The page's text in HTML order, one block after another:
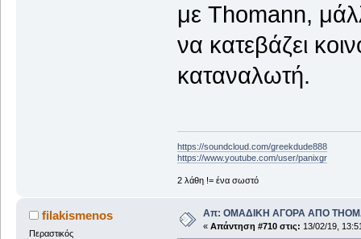
με Thomann,
να κατεβάζει
καταναλωτή.
https://soundcloud.com/greekdude888
https://www.youtube.com/user/panixgr
2 λάθη != ένα σωστό
filakismenos
Περαστικός
Απ: ΟΜΑΔΙΚΗ ΑΓΟΡΑ ΑΠΟ
« Απάντηση #710 στις: 13/02/19,